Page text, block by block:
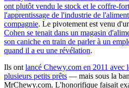
ont plutôt vendu le stock et le coffre-
l'apprentissage de l'industrie de
compagnie. Le pivotement est venu
Cohen se tenait dans un magasin
son caniche en train de parler à un
quand il a eu une révélation.
Ils ontlancé Chewy.com en 2011 avec
plusieurs petits prêts — mais sous la
MrChewy.com. L'honorifique faisait